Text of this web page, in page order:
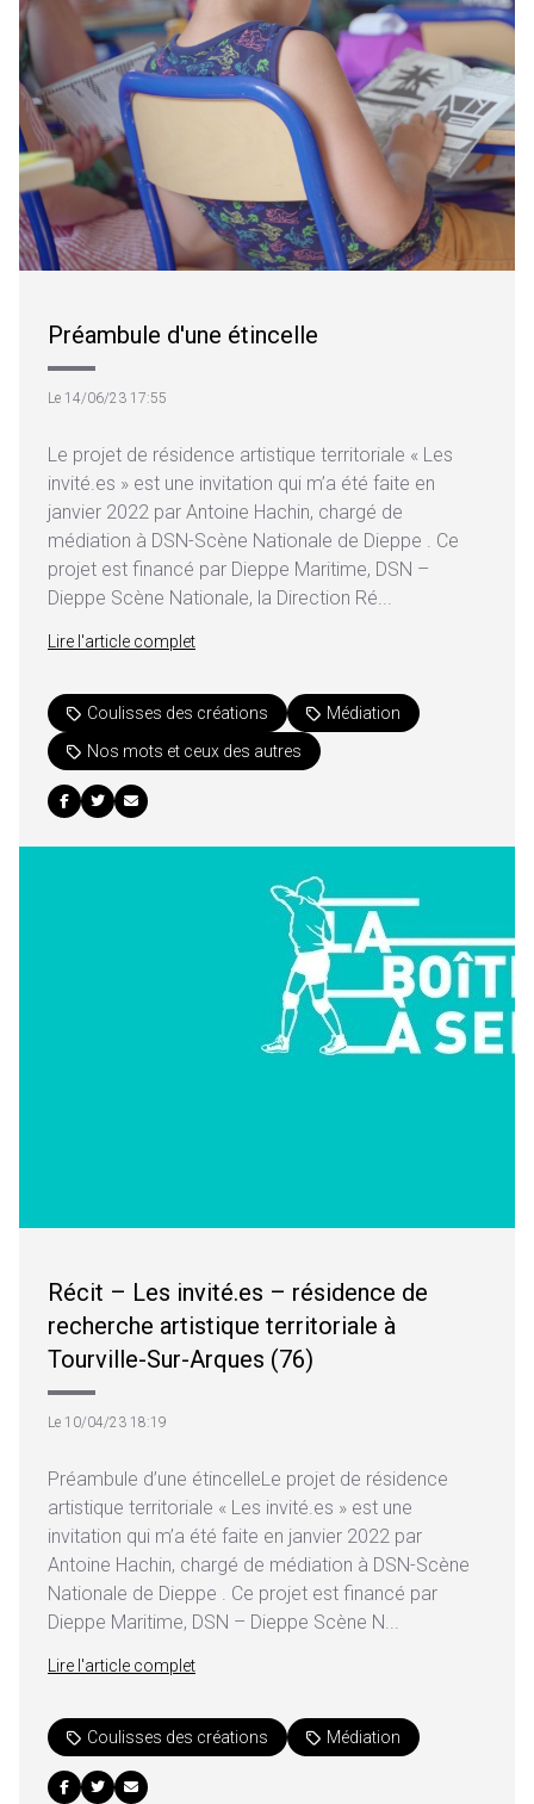
Préambule d'une étincelle
Le 14/06/23 17:55
Le projet de résidence artistique territoriale « Les
invité.es » est une invitation qui m’a été faite en
janvier 2022 par Antoine Hachin, chargé de
médiation à DSN-Scène Nationale de Dieppe . Ce
projet est financé par Dieppe Maritime, DSN –
Dieppe Scène Nationale, la Direction Ré...
Lire l'article complet
Coulisses des créations
Médiation
Nos mots et ceux des autres
Récit – Les invité.es – résidence de
recherche artistique territoriale à
Tourville-Sur-Arques (76)
Le 10/04/23 18:19
Préambule d’une étincelleLe projet de résidence
artistique territoriale « Les invité.es » est une
invitation qui m’a été faite en janvier 2022 par
Antoine Hachin, chargé de médiation à DSN-Scène
Nationale de Dieppe . Ce projet est financé par
Dieppe Maritime, DSN – Dieppe Scène N...
Lire l'article complet
Coulisses des créations Médiation